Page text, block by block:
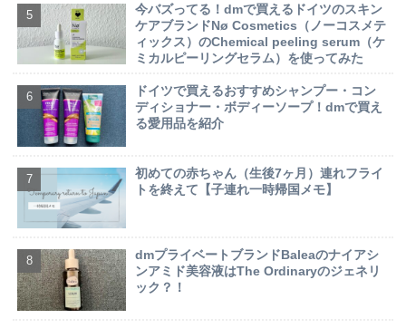
今バズってる！dmで買えるドイツのスキン
ケアブランドNø Cosmetics（ノーコスメテ
ィックス）のChemical peeling serum（ケ
ミカルピーリングセラム）を使ってみた
ドイツで買えるおすすめシャンプー・コン
ディショナー・ボディーソープ！dmで買え
る愛用品を紹介
初めての赤ちゃん（生後7ヶ月）連れフライ
トを終えて【子連れ一時帰国メモ】
dmプライベートブランドBaleaのナイアシ
ンアミド美容液はThe Ordinaryのジェネリ
ック？！